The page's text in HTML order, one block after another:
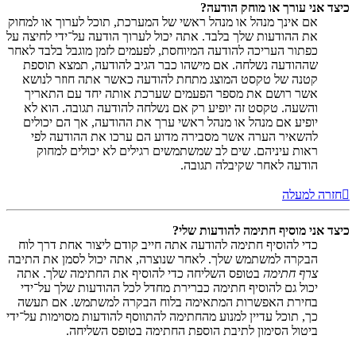
כיצד אני עורך או מוחק הודעה?
אם אינך מנהל או מנהל ראשי של המערכת, תוכל לערוך או למחוק
את ההודעות שלך בלבד. אתה יכול לערוך הודעה על־ידי לחיצה על
כפתור העריכה להודעה המיוחסת, לפעמים לזמן מוגבל בלבד לאחר
שההודעה נשלחה. אם מישהו כבר הגיב להודעה, תמצא תוספת
קטנה של טקסט המוצג מתחת להודעה כאשר אתה חוזר לנושא
אשר רושם את מספר הפעמים שערכת אותה יחד עם התאריך
והשעה. טקסט זה יופיע רק אם נשלחה להודעה תגובה. הוא לא
יופיע אם מנהל או מנהל ראשי ערך את ההודעה, אך הם יכולים
להשאיר הערה אשר מסבירה מדוע הם ערכו את ההודעה לפי
ראות עיניהם. שים לב שמשתמשים רגילים לא יכולים למחוק
הודעה לאחר שקיבלה תגובה.
חזרה למעלה
כיצד אני מוסיף חתימה להודעות שלי?
כדי להוסיף חתימה להודעה אתה חייב קודם ליצור אחת דרך לוח
הבקרה למשתמש שלך. לאחר שנוצרה, אתה יכול לסמן את התיבה
צרף חתימה בטופס השליחה כדי להוסיף את החתימה שלך. אתה
יכול גם להוסיף חתימה כברירת מחדל לכל ההודעות שלך על־ידי
בחירת האפשרות המתאימה בלוח הבקרה למשתמש. אם תעשה
כך, תוכל עדיין למנוע מהחתימה להתווסף להודעות מסוימות על־ידי
ביטול הסימון לתיבת הוספת החתימה בטופס השליחה.